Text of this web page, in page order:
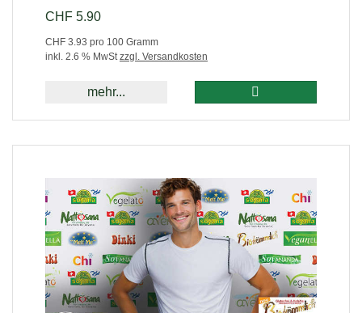
CHF 5.90
CHF 3.93 pro 100 Gramm
inkl. 2.6 % MwStzzgl. Versandkosten
mehr...